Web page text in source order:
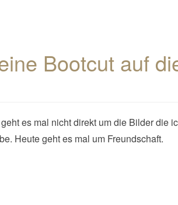
Bootcut auf
es mal nicht direkt um die Bilder die
Heute geht es mal um Freundschaft.